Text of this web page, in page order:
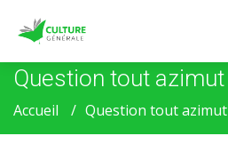
Question tout azimut
Accueil Question tout azimut